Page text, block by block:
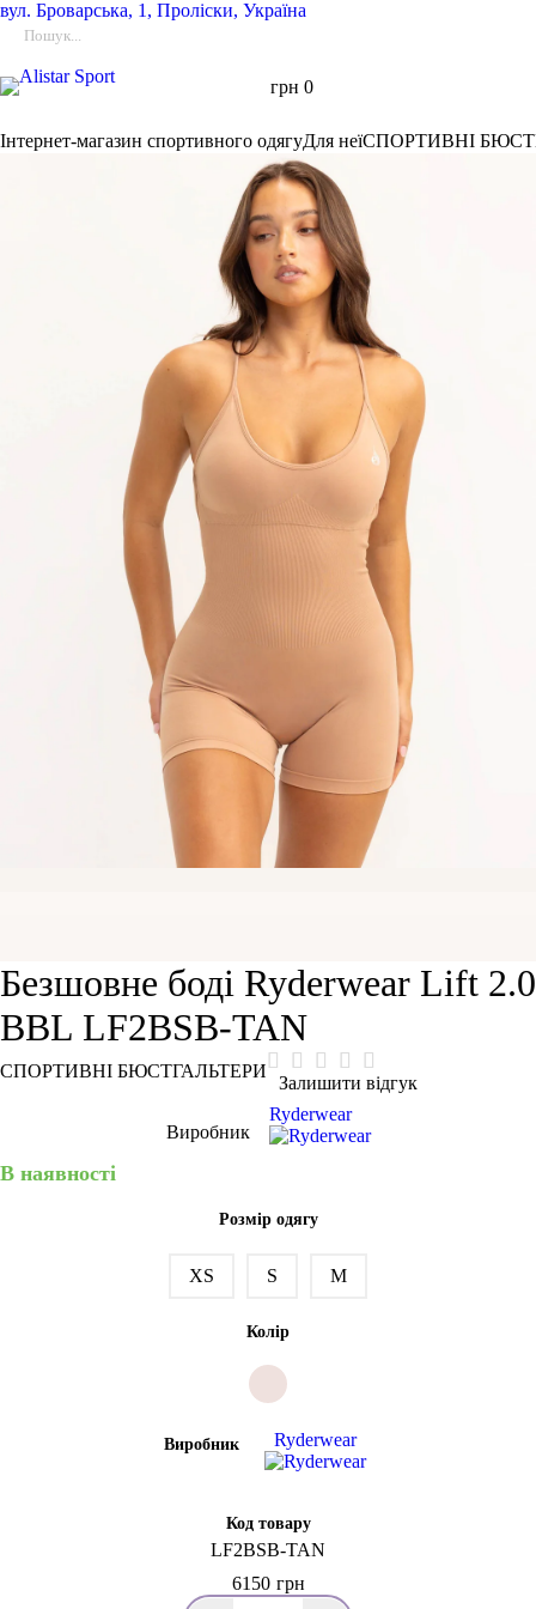
вул. Броварська, 1, Проліски, Україна
грн 0
Інтернет-магазин спортивного одягуДля неїСПОРТИВНІ
Безшовне боді Ryderwear Lift 2.0
BBL LF2BSB-TAN
СПОРТИВНІ БЮСТГАЛЬТЕРИ
Залишити відгук
Виробник
Ryderwear
В наявності
Розмір одягу
XS S M
Колір
Виробник Ryderwear
Код товару
LF2BSB-TAN
грн
6150